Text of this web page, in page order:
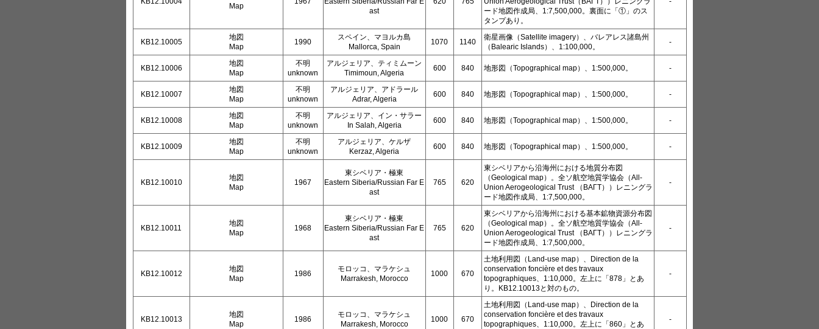
Map
ast
ード地図作成局、1:7,500,000。裏面に「①」のス
タンプあり。
KB12.10005
地図
Map
1990
スペイン、マヨルカ島
Mallorca, Spain
1070 1140
衛星画像（Satellite imagery）、バレアレス諸島州
（Balearic Islands）、1:100,000。
-
KB12.10006
地図
Map
不明
unknown
アルジェリア、ティミムーン
Timimoun, Algeria
600 840 地形図（Topographical map）、1:500,000。 -
KB12.10007
地図
Map
不明
unknown
アルジェリア、アドラール
Adrar, Algeria
600 840 地形図（Topographical map）、1:500,000。 -
KB12.10008
地図
Map
不明
unknown
アルジェリア、イン・サラー
In Salah, Algeria
600 840 地形図（Topographical map）、1:500,000。 -
KB12.10009
地図
Map
不明
unknown
アルジェリア、ケルザ
Kerzaz, Algeria
600 840 地形図（Topographical map）、1:500,000。 -
KB12.10010
地図
Map
1967
東シベリア・極東
Eastern Siberia/Russian Far E
ast
765 620
東シベリアから沿海州における地質分布図
（Geological map）。全ソ航空地質学協会（All-
Union Aerogeological Trust （ВАГТ））レニングラ
ード地図作成局、1:7,500,000。
-
KB12.10011
地図
Map
1968
東シベリア・極東
Eastern Siberia/Russian Far E
ast
765 620
東シベリアから沿海州における基本鉱物資源分布図
（Geological map）。全ソ航空地質学協会（All-
Union Aerogeological Trust （ВАГТ））レニングラ
ード地図作成局、1:7,500,000。
-
KB12.10012
地図
Map
1986
モロッコ、マラケシュ
Marrakesh, Morocco
1000 670
土地利用図（Land-use map）、Direction de la
conservation foncière et des travaux
topographiques、1:10,000。左上に「878」とあ
り。KB12.10013と対のもの。
-
KB12.10013
地図
Map
1986
モロッコ、マラケシュ
Marrakesh, Morocco
1000 670
土地利用図（Land-use map）、Direction de la
conservation foncière et des travaux
topographiques、1:10,000。左上に「860」とあ
-